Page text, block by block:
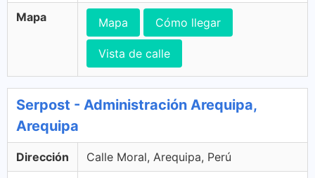
Mapa Mapa Cómo llegar
Vista de calle
Serpost - Administración Arequipa,
Arequipa
Dirección Calle Moral, Arequipa, Perú